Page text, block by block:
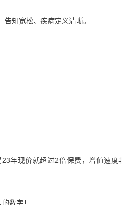
知宽松、疾病定义清晰。
年现价就超过2倍保费，增值速度
数字！